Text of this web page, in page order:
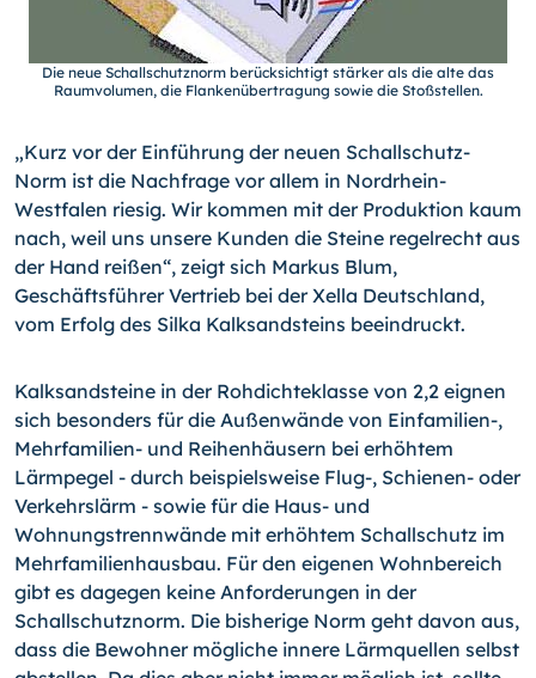
Die neue Schallschutznorm berücksichtigt stärker als die alte das
Raumvolumen, die Flankenübertragung sowie die Stoßstellen.
„Kurz vor der Einführung der neuen Schallschutz-
Norm ist die Nachfrage vor allem in Nordrhein-
Westfalen riesig. Wir kommen mit der Produktion kaum
nach, weil uns unsere Kunden die Steine regelrecht aus
der Hand reißen“, zeigt sich Markus Blum,
Geschäftsführer Vertrieb bei der Xella Deutschland,
vom Erfolg des Silka Kalksandsteins beeindruckt.
Kalksandsteine in der Rohdichteklasse von 2,2 eignen
sich besonders für die Außenwände von Einfamilien-,
Mehrfamilien- und Reihenhäusern bei erhöhtem
Lärmpegel - durch beispielsweise Flug-, Schienen- oder
Verkehrslärm - sowie für die Haus- und
Wohnungstrennwände mit erhöhtem Schallschutz im
Mehrfamilienhausbau. Für den eigenen Wohnbereich
gibt es dagegen keine Anforderungen in der
Schallschutznorm. Die bisherige Norm geht davon aus,
dass die Bewohner mögliche innere Lärmquellen selbst